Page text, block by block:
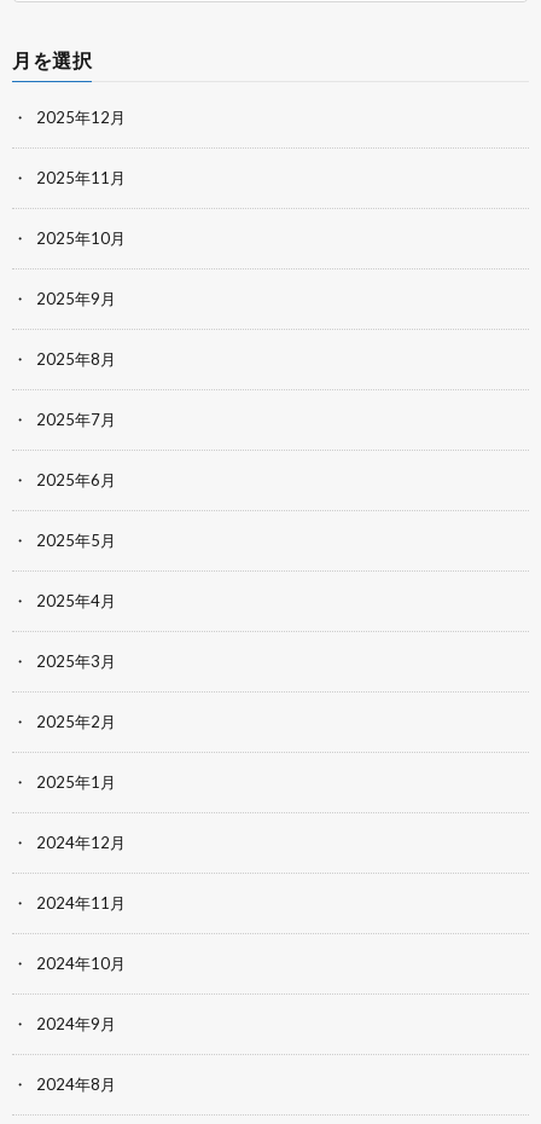
月を選択
2025年12月
2025年11月
2025年10月
2025年9月
2025年8月
2025年7月
2025年6月
2025年5月
2025年4月
2025年3月
2025年2月
2025年1月
2024年12月
2024年11月
2024年10月
2024年9月
2024年8月